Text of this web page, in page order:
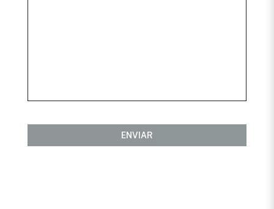
ENVIAR